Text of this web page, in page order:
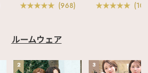
(968)
ルームウェア
2 3